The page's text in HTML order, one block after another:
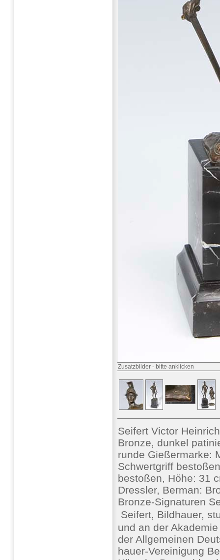
Zusatzbilder - bitte anklicken
Seifert Victor
Bronze, dunkel
runde Gießermarke:
Schwertgriff
bestoßen, Höhe: 31
Dressler, Berman:
Bronze-Signaturen
Seifert, Bildhauer,
und an der
der Allgemeinen
hauer-Vereinigung